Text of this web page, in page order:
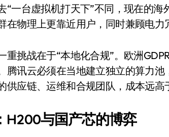
谷歌DeepMind创始人辞去CEO，但继续“垂
全球最小U盘，容量却碾压iPhone 17顶配？
400层堆叠、性能翻倍 三星把最新存储技术
召回X9、合作大众遇冷、高端梦碎：小鹏的
比Model 3便宜？不，比Model 3有面儿——
550亿美金！沙特把EA买了，但背了200亿的
“一台虚拟机打天下”不同，现在的
在物理上更靠近用户，同时兼顾电力
重挑战在于“本地化合规”。欧洲
腾讯云必须在当地建立独立的算力
供应链、运维和合规团队，成本远高
H200与国产芯的博弈